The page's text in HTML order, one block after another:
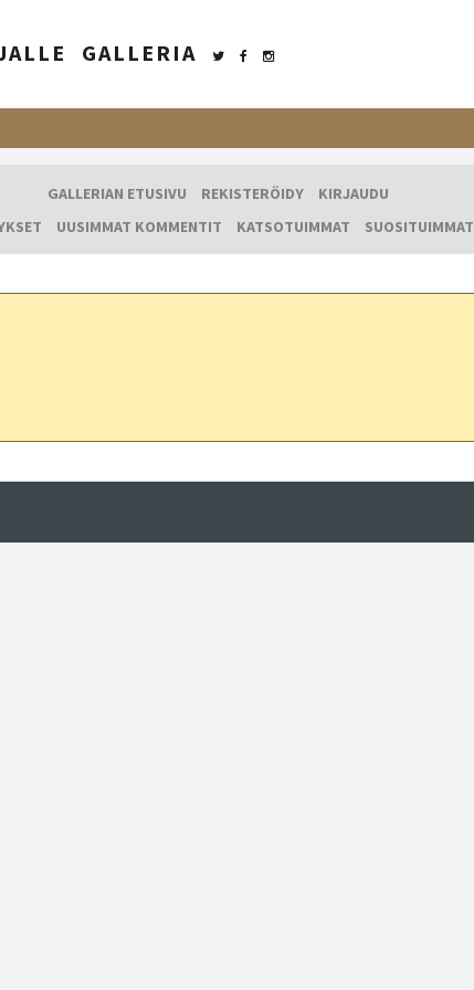
GALLERIA
GALLERIAN ETUSIVU REKISTERÖIDY
KIRJAUDU
UUSIMMAT KOMMENTIT KATSOTUIMMAT SUOSITUIMMAT